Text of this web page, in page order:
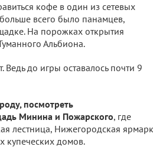
кофе в один из сетевых
всего было панамцев,
На порожках открытия
Альбиона.
до игры оставалось почти 9
посмотреть
Минина и Пожарского, где
лестница, Нижегородская
купеческих домов.